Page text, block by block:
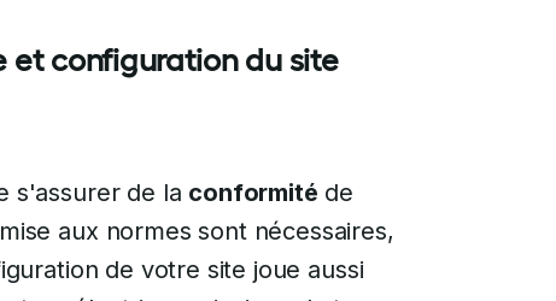
et configuration du site
s'assurer de la conformité de
aux normes sont nécessaires,
de votre site joue aussi